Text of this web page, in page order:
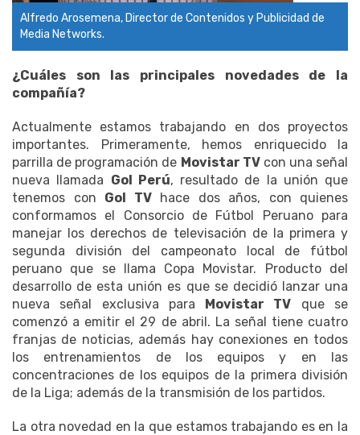
Alfredo Arosemena, Director de Contenidos y Publicidad de
Media Networks.
¿Cuáles son las principales novedades de la
compañía?
Actualmente estamos trabajando en dos proyectos
importantes. Primeramente, hemos enriquecido la
parrilla de programación de Movistar TVcon una señal
nueva llamada Gol Perú, resultado de la unión que
tenemos con Gol TVhace dos años, con quienes
conformamos el Consorcio de Fútbol Peruano para
manejar los derechos de televisación de la primera y
segunda división del campeonato local de fútbol
peruano que se llama Copa Movistar. Producto del
desarrollo de esta unión es que se decidió lanzar una
nueva señal exclusiva para Movistar TV que se
comenzó a emitir el 29 de abril. La señal tiene cuatro
franjas de noticias, además hay conexiones en todos
los entrenamientos de los equipos y en las
concentraciones de los equipos de la primera división
de la Liga; además de la transmisión de los partidos.
La otra novedad en la que estamos trabajando es en la